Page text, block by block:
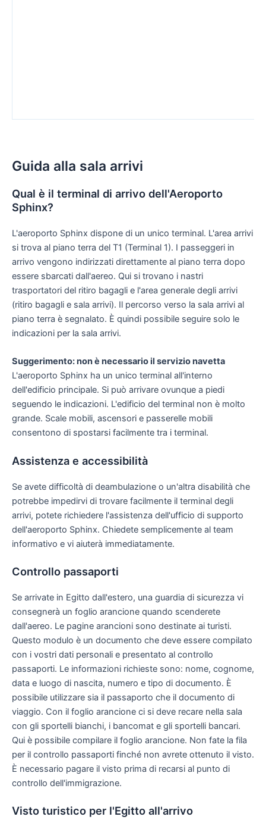
Guida alla sala arrivi
Qual è il terminal di arrivo dell'Aeroporto
Sphinx?
L'aeroporto Sphinx dispone di un unico terminal. L'area arrivi
si trova al piano terra del T1 (Terminal 1). I passeggeri in
arrivo vengono indirizzati direttamente al piano terra dopo
essere sbarcati dall'aereo. Qui si trovano i nastri
trasportatori del ritiro bagagli e l'area generale degli arrivi
(ritiro bagagli e sala arrivi). Il percorso verso la sala arrivi al
piano terra è segnalato. È quindi possibile seguire solo le
indicazioni per la sala arrivi.
Suggerimento: non è necessario il servizio navetta
L'aeroporto Sphinx ha un unico terminal all'interno
dell'edificio principale. Si può arrivare ovunque a piedi
seguendo le indicazioni. L'edificio del terminal non è molto
grande. Scale mobili, ascensori e passerelle mobili
consentono di spostarsi facilmente tra i terminal.
Assistenza e accessibilità
Se avete difficoltà di deambulazione o un'altra disabilità che
potrebbe impedirvi di trovare facilmente il terminal degli
arrivi, potete richiedere l'assistenza dell'ufficio di supporto
dell'aeroporto Sphinx. Chiedete semplicemente al team
informativo e vi aiuterà immediatamente.
Controllo passaporti
Se arrivate in Egitto dall'estero, una guardia di sicurezza vi
consegnerà un foglio arancione quando scenderete
dall'aereo. Le pagine arancioni sono destinate ai turisti.
Questo modulo è un documento che deve essere compilato
con i vostri dati personali e presentato al controllo
passaporti. Le informazioni richieste sono: nome, cognome,
data e luogo di nascita, numero e tipo di documento. È
possibile utilizzare sia il passaporto che il documento di
viaggio. Con il foglio arancione ci si deve recare nella sala
con gli sportelli bianchi, i bancomat e gli sportelli bancari.
Qui è possibile compilare il foglio arancione. Non fate la fila
per il controllo passaporti finché non avrete ottenuto il visto.
È necessario pagare il visto prima di recarsi al punto di
controllo dell'immigrazione.
Visto turistico per l'Egitto all'arrivo